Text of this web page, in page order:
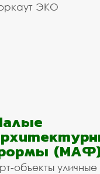
ЭКО
объекты уличные